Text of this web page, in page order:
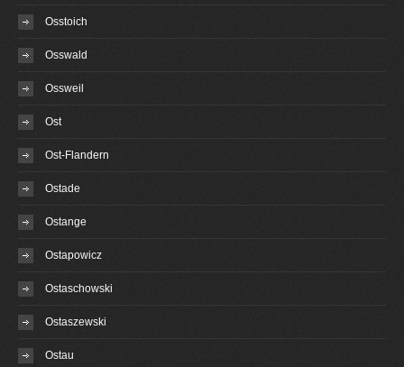
Osstoich
Osswald
Ossweil
Ost
Ost-Flandern
Ostade
Ostange
Ostapowicz
Ostaschowski
Ostaszewski
Ostau